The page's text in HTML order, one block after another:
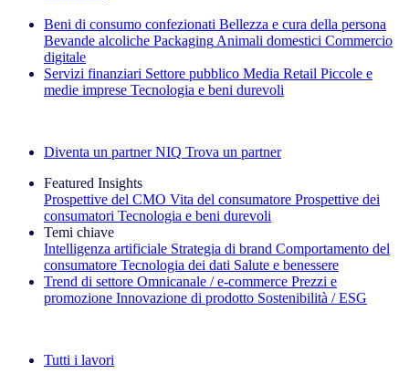
Beni di consumo confezionati Bellezza e cura della persona
Bevande alcoliche Packaging Animali domestici Commercio
digitale
Servizi finanziari Settore pubblico Media Retail Piccole e
medie imprese Tecnologia e beni durevoli
Diventa un partner NIQ Trova un partner
Featured Insights
Prospettive del CMO Vita del consumatore Prospettive dei
consumatori Tecnologia e beni durevoli
Temi chiave
Intelligenza artificiale Strategia di brand Comportamento del
consumatore Tecnologia dei dati Salute e benessere
Trend di settore Omnicanale / e‑commerce Prezzi e
promozione Innovazione di prodotto Sostenibilità / ESG
Tutti i lavori